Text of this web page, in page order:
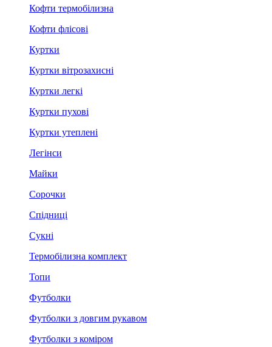
Кофти термобілизна
Кофти флісові
Куртки
Куртки вітрозахисні
Куртки легкі
Куртки пухові
Куртки утеплені
Легінси
Майки
Сорочки
Спідниці
Сукні
Термобілизна комплект
Топи
Футболки
Футболки з довгим рукавом
Футболки з коміром